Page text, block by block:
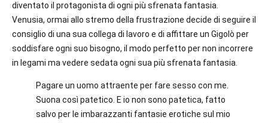
diventato il protagonista di ogni più sfrenata fantasia.
Venusia, ormai allo stremo della frustrazione decide di seguire il
consiglio di una sua collega di lavoro e di affittare un Gigolò per
soddisfare ogni suo bisogno, il modo perfetto per non incorrere
in legami ma vedere sedata ogni sua più sfrenata fantasia.
Pagare un uomo attraente per fare sesso con me.
Suona così patetico. E io non sono patetica, fatto
salvo per le imbarazzanti fantasie erotiche sul mio